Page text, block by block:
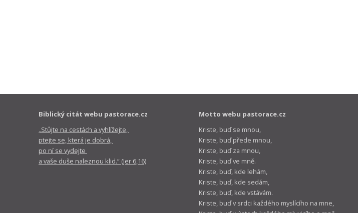
Biblický citát webu pastorace.cz
„Stůjte na cestách a vyhlížejte,
ptejte se, která je dobrá,
po ní se vydejte
a vaše duše naleznou klid.“ (Jer 6,16)
Motto webu pastorace.cz
Kriste, buď se mnou,
Kriste, buď přede mnou,
Kriste, buď za mnou,
Kriste, buď ve mně.
Kriste, buď, kde lehám,
Kriste, buď, kde sedám,
Kriste, buď, kde vstávám.
Kriste, buď v srdci každého myslícího na mne,